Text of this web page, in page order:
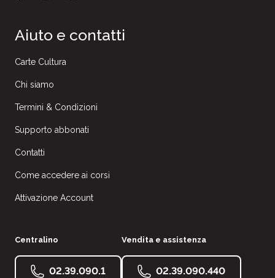
Aiuto e contatti
Carte Cultura
Chi siamo
Termini & Condizioni
Supporto abbonati
Contatti
Come accedere ai corsi
Attivazione Account
Centralino
02.39.090.1
Vendita e assistenza
02.39.090.440